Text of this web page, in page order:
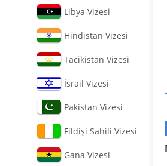
Libya Vizesi
Hindistan Vizesi
Tacikistan Vizesi
İsrail Vizesi
Pakistan Vizesi
Fildişi Sahili Vizesi
Gana Vizesi